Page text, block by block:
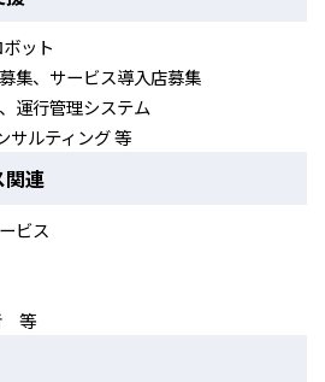
ット
集、サービス導入店募集
運行管理システム
サルティング 等
関連
ビス
等